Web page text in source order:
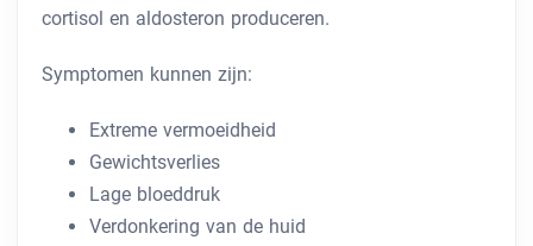
cortisol en aldosteron produceren.
Symptomen kunnen zijn:
Extreme vermoeidheid
Gewichtsverlies
Lage bloeddruk
Verdonkering van de huid